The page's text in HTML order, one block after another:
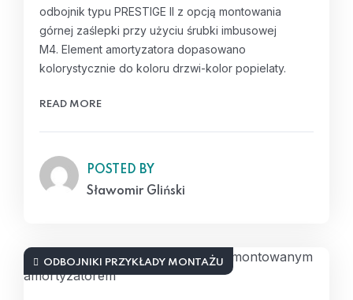
odbojnik typu PRESTIGE II z opcją montowania
górnej zaślepki przy użyciu śrubki imbusowej
M4. Element amortyzatora dopasowano
kolorystycznie do koloru drzwi-kolor popielaty.
READ MORE
POSTED BY
Sławomir Gliński
ODBOJNIKI PRZYKŁADY MONTAŻU